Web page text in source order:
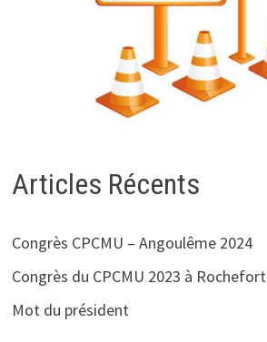
Articles Récents
Congrès CPCMU – Angoulême 2024
Congrès du CPCMU 2023 à Rochefort
Mot du président